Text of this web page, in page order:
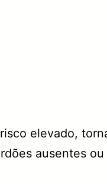
elevado,
ausentes